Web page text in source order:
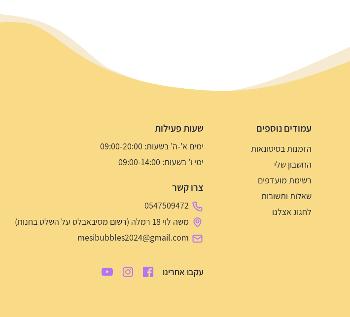
עמודים נוספים
הזמנות בסיטונאות
החשבון שלי
רשימת מועדפים
שאלות ותשובות
לחגוג אצלנו
שעות פעילות
ימים א’-ה’ בשעות: 09:00-20:00
ימי ו’ בשעות: 09:00-14:00
צרו קשר
0547509472
משה לוי 18 רמלה (רשום מסיבאבלס על השלט בחנות)
mesibubbles2024@gmail.com
עקבו אחרינו